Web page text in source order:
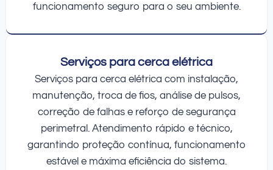
funcionamento seguro para o seu ambiente.
Serviços para cerca elétrica
Serviços para cerca elétrica com instalação,
manutenção, troca de fios, análise de pulsos,
correção de falhas e reforço de segurança
perimetral. Atendimento rápido e técnico,
garantindo proteção contínua, funcionamento
estável e máxima eficiência do sistema.